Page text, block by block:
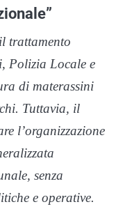
trattamento
Polizia Locale e
di materassini
Tuttavia, il
l’organizzazione
senza
e operative.